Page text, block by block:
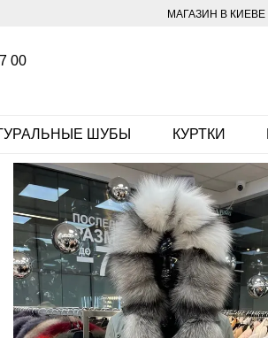
МАГАЗИН В КИЕВЕ
00
ШУБЫ КУРТКИ